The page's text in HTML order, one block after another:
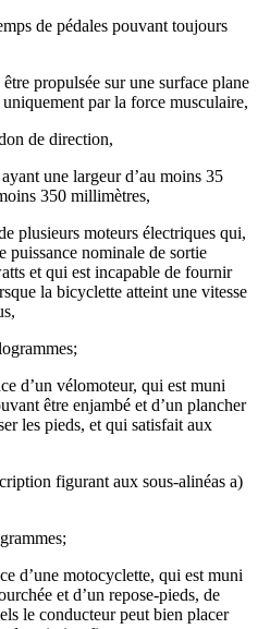
de pédales pouvant toujours
propulsée sur une surface plane
par la force musculaire,
de direction,
une largeur d’au moins 35
350 millimètres,
moteurs électriques qui,
puissance nominale de sortie
et qui est incapable de fournir
la bicyclette atteint une vitesse
d’un vélomoteur, qui est muni
être enjambé et d’un plancher
les pieds, et qui satisfait aux
figurant aux sous-alinéas a)
d’une motocyclette, qui est muni
et d’un repose-pieds, de
le conducteur peut bien placer